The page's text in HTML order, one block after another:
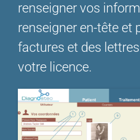
renseigner vos
renseigner en-tête et
factures et des
votre licence.